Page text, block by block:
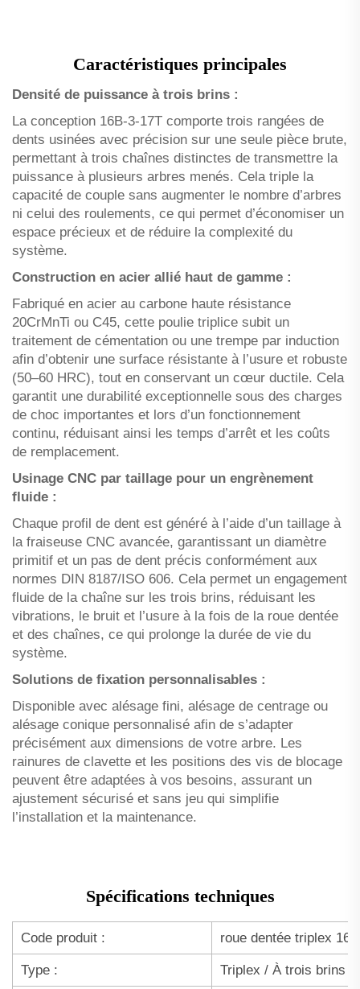
Caractéristiques principales
Densité de puissance à trois brins :
La conception 16B-3-17T comporte trois rangées de
dents usinées avec précision sur une seule pièce brute,
permettant à trois chaînes distinctes de transmettre la
puissance à plusieurs arbres menés. Cela triple la
capacité de couple sans augmenter le nombre d’arbres
ni celui des roulements, ce qui permet d’économiser un
espace précieux et de réduire la complexité du
système.
Construction en acier allié haut de gamme :
Fabriqué en acier au carbone haute résistance
20CrMnTi ou C45, cette poulie triplice subit un
traitement de cémentation ou une trempe par induction
afin d’obtenir une surface résistante à l’usure et robuste
(50–60 HRC), tout en conservant un cœur ductile. Cela
garantit une durabilité exceptionnelle sous des charges
de choc importantes et lors d’un fonctionnement
continu, réduisant ainsi les temps d’arrêt et les coûts
de remplacement.
Usinage CNC par taillage pour un engrènement
fluide :
Chaque profil de dent est généré à l’aide d’un taillage à
la fraiseuse CNC avancée, garantissant un diamètre
primitif et un pas de dent précis conformément aux
normes DIN 8187/ISO 606. Cela permet un engagement
fluide de la chaîne sur les trois brins, réduisant les
vibrations, le bruit et l’usure à la fois de la roue dentée
et des chaînes, ce qui prolonge la durée de vie du
système.
Solutions de fixation personnalisables :
Disponible avec alésage fini, alésage de centrage ou
alésage conique personnalisé afin de s’adapter
précisément aux dimensions de votre arbre. Les
rainures de clavette et les positions des vis de blocage
peuvent être adaptées à vos besoins, assurant un
ajustement sécurisé et sans jeu qui simplifie
l’installation et la maintenance.
Spécifications techniques
Code produit : roue dentée triplex
Type : Triplex / À trois brins